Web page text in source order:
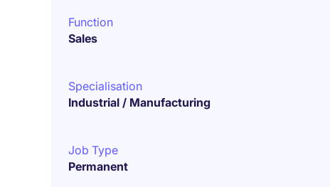
Function
Sales
Specialisation
Industrial / Manufacturing
Job Type
Permanent